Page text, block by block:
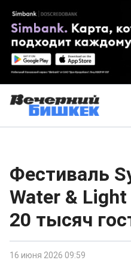
Фестиваль
Water &
20 тысяч
16 июня 2026 09:59